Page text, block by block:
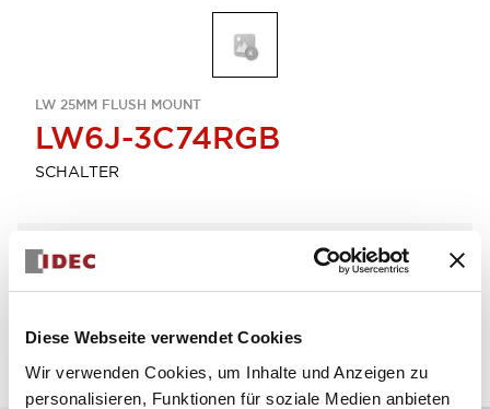
Diese Webseite verwendet Cookies
Wir verwenden Cookies, um Inhalte und Anzeigen zu
personalisieren, Funktionen für soziale Medien anbieten
LW 25MM FLUSH MOUNT
LW6J-3C74RGB
SCHALTER
Menge auswählen
zum Zitat hinzufügen